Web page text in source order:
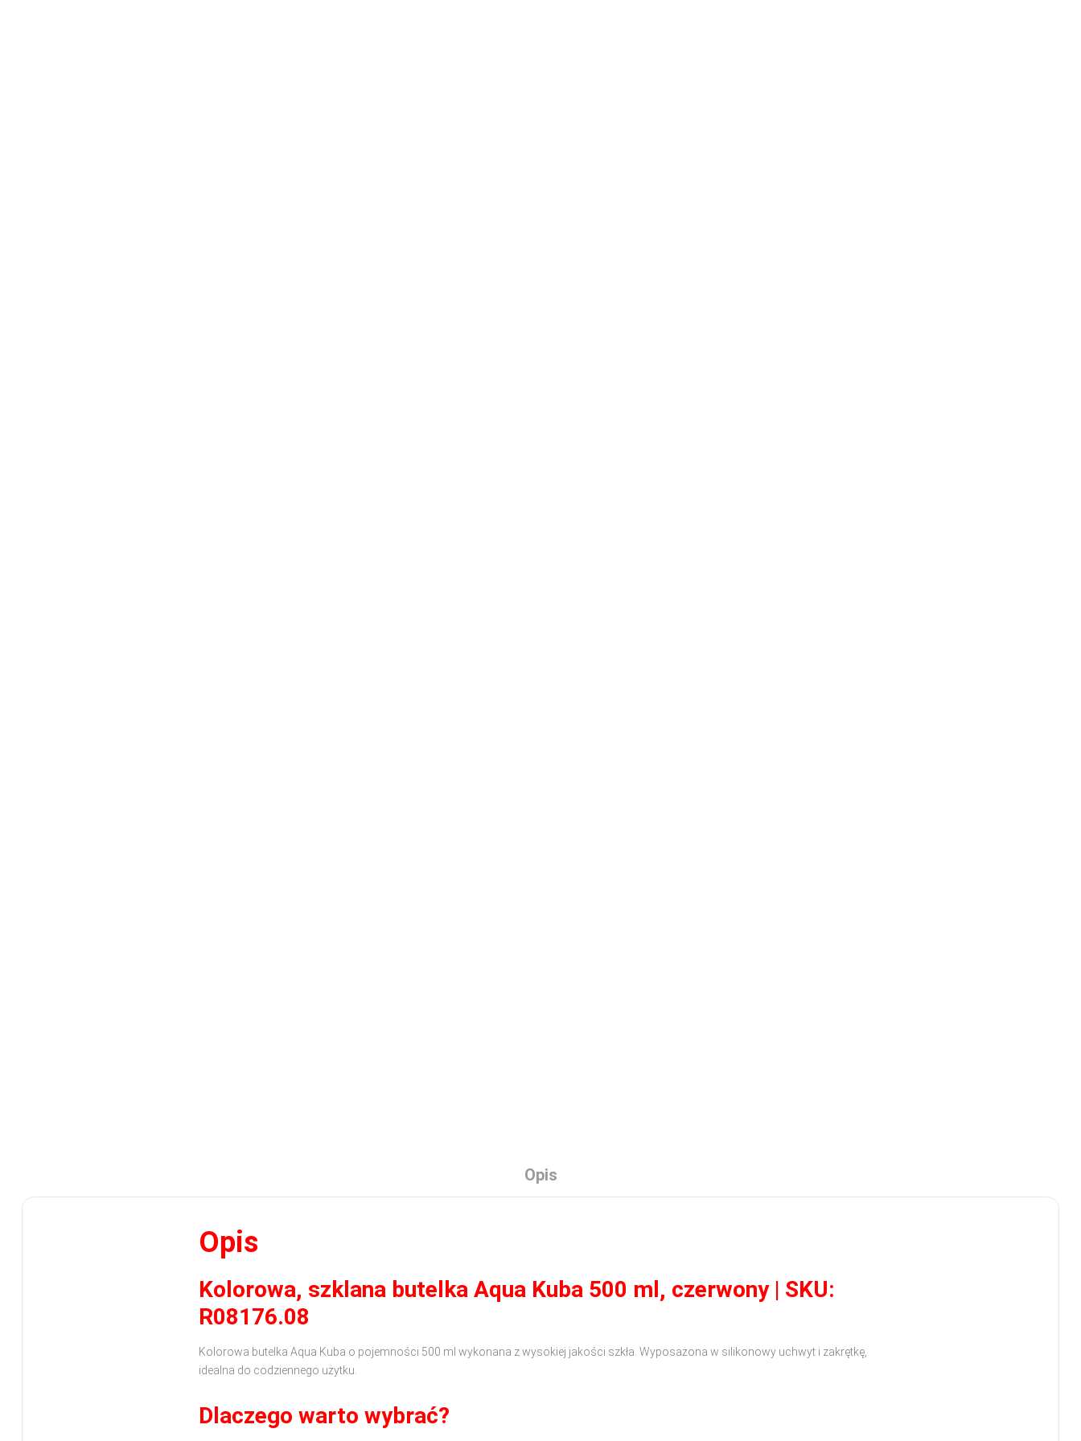
Opis
Opis
Kolorowa, szklana butelka Aqua Kuba 500 ml, czerwony | SKU:
R08176.08
Kolorowa butelka Aqua Kuba o pojemności 500 ml wykonana z wysokiej jakości szkła. Wyposażona w silikonowy uchwyt i zakrętkę,
idealna do codziennego użytku.
Dlaczego warto wybrać?